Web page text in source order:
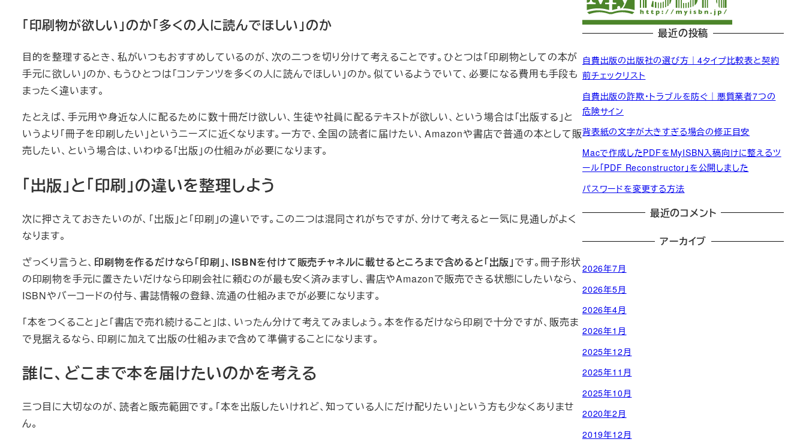
「印刷物が欲しい」のか「多くの人に読んでほしい」のか
目的を整理するとき、私がいつもおすすめしているのが、次の二つを切り分けて考えることです。ひとつは「印刷物としての本が
手元に欲しい」のか、もうひとつは「コンテンツを多くの人に読んでほしい」のか。似ているようでいて、必要になる費用も手段も
まったく違います。
たとえば、手元用や身近な人に配るために数十冊だけ欲しい、生徒や社員に配るテキストが欲しい、という場合は「出版する」と
いうより「冊子を印刷したい」というニーズに近くなります。一方で、全国の読者に届けたい、Amazonや書店で普通の本として販
売したい、という場合は、いわゆる「出版」の仕組みが必要になります。
「出版」と「印刷」の違いを整理しよう
次に押さえておきたいのが、「出版」と「印刷」の違いです。この二つは混同されがちですが、分けて考えると一気に見通しがよく
なります。
ざっくり言うと、 印刷物を作るだけなら「印刷」、ISBNを付けて販売チャネルに載せるところまで含めると「出版」です。冊子形状
の印刷物を手元に置きたいだけなら印刷会社に頼むのが最も安く済みますし、書店やAmazonで販売できる状態にしたいなら、
ISBNやバーコードの付与、書誌情報の登録、流通の仕組みまでが必要になります。
「本をつくること」と「書店で売れ続けること」は、いったん分けて考えてみましょう。本を作るだけなら印刷で十分ですが、販売ま
で見据えるなら、印刷に加えて出版の仕組みまで含めて準備することになります。
誰に、どこまで本を届けたいのかを考える
三つ目に大切なのが、読者と販売範囲です。「本を出版したいけれど、知っている人にだけ配りたい」という方も少なくありませ
ん。
最近の投稿
自費出版の出版社の選び方｜4タイプ比較表と契約
前チェックリスト
自費出版の詐欺・トラブルを防ぐ｜悪質業者7つの
危険サイン
背表紙の文字が大きすぎる場合の修正目安
Macで作成したPDFをMyISBN入稿向けに整えるツ
ール「PDF Reconstructor」を公開しました
パスワードを変更する方法
最近のコメント
アーカイブ
2026年7月
2026年5月
2026年4月
2026年1月
2025年12月
2025年11月
2025年10月
2020年2月
2019年12月